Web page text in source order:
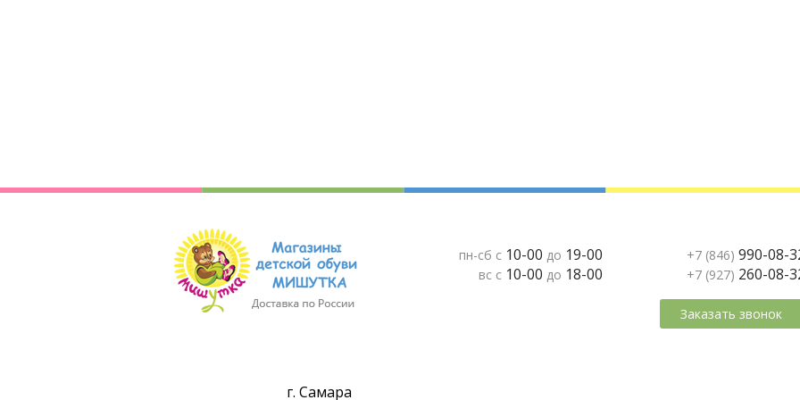
пн-сб с 10-00 до 19-00
вс с 10-00 до 18-00
+7 (846) 990-08-
+7 (927) 260-08-
Заказать звонок
г. Самара